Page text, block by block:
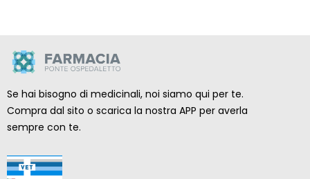
Se hai bisogno di medicinali, noi siamo qui per te.
Compra dal sito o scarica la nostra APP per averla
sempre con te.